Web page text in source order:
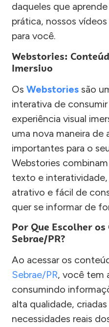
daqueles que
prática, nossos
para você.
Webstories:
Imersivo
Os Webstories são
interativa de
experiência visual
uma nova maneira de
importantes para o
Webstories
texto e
atrativo e fácil de
quer se informar de
Por Que Escolher
Sebrae/PR?
Ao acessar os
Sebrae/PR, você tem
consumindo
alta qualidade,
necessidades reais